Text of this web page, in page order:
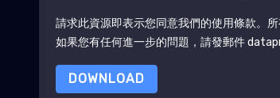
請求此資源即表示您同意我們的使用條款。
如果您有任何進一步的問題，請發郵件
DOWNLOAD